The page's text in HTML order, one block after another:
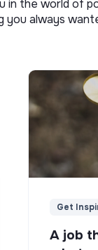
the world of
always
Get
A job